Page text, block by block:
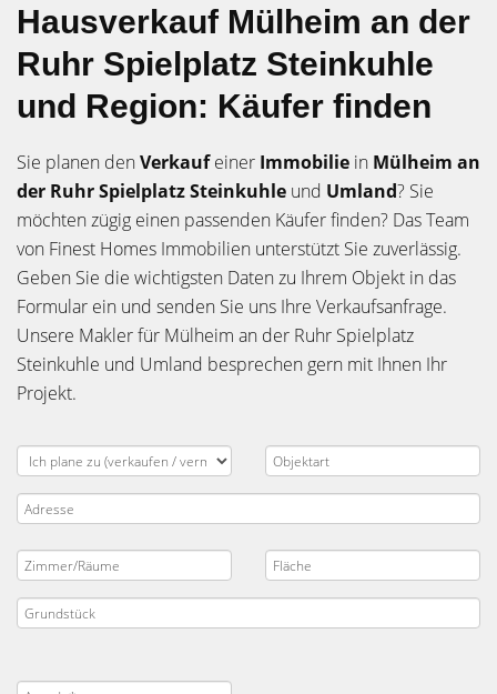
Hausverkauf Mülheim an der
Ruhr Spielplatz Steinkuhle
und Region: Käufer finden
Sie planen denVerkaufeiner Immobilie in Mülheim an
der Ruhr Spielplatz Steinkuhle und Umland? Sie
möchten zügig einen passenden Käufer finden? Das Team
von Finest Homes Immobilien unterstützt Sie zuverlässig.
Geben Sie die wichtigsten Daten zu Ihrem Objekt in das
Formular ein und senden Sie uns Ihre Verkaufsanfrage.
Unsere Makler für Mülheim an der Ruhr Spielplatz
Steinkuhle und Umland besprechen gern mit Ihnen Ihr
Projekt.